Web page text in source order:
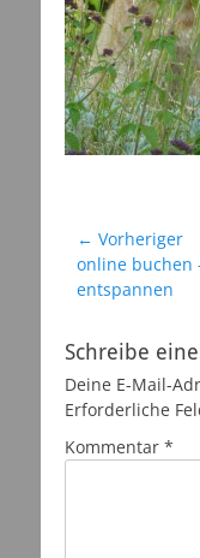
← Vorheriger
Vorheriger
Beitrag:
online buchen
entspannen
Schreibe
Deine E-Mail-
Erforderliche
Kommentar *